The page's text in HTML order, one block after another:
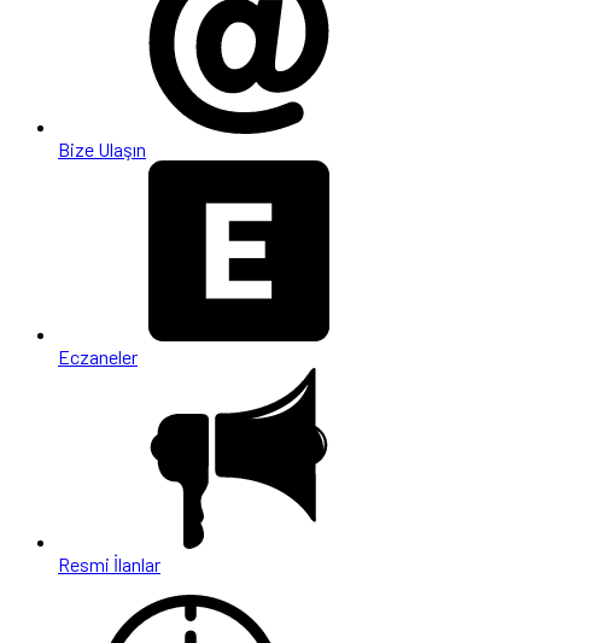
Bize Ulaşın
Eczaneler
Resmi İlanlar